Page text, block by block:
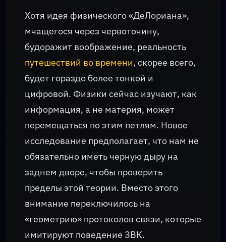
Хотя идея физического «ДеЛориана»,
мчащегося через червоточину,
будоражит воображение, реальность
путешествий во времени, скорее всего,
будет гораздо более тонкой и
цифровой. Физики сейчас изучают, как
информация, а не материя, может
перемещаться по этим петлям. Новое
исследование предполагает, что нам не
обязательно иметь черную дыру на
заднем дворе, чтобы проверить
пределы этой теории. Вместо этого
внимание переключилось на
«геометрию» протоколов связи, которые
имитируют поведение ЗВК.